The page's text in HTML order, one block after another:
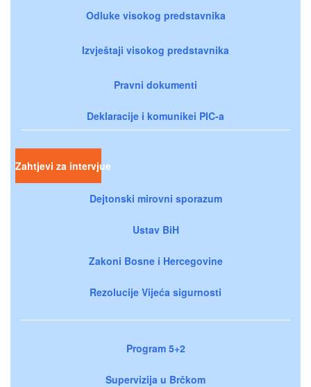
Odluke visokog predstavnika
Izvještaji visokog predstavnika
Pravni dokumenti
Deklaracije i komunikei PIC-a
Zahtjevi za intervjue
Dejtonski mirovni sporazum
Ustav BiH
Zakoni Bosne i Hercegovine
Rezolucije Vijeća sigurnosti
Program 5+2
Supervizija u Brčkom